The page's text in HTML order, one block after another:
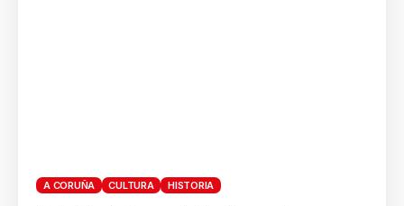
A CORUÑA CULTURA HISTORIA